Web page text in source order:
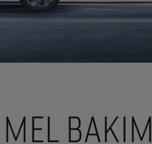
BAKIM